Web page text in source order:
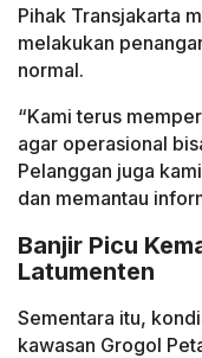
Pihak Transjakarta
melakukan
normal.
“Kami terus
agar operasional
Pelanggan juga
dan memantau
Banjir Picu
Latumenten
Sementara itu,
kawasan Grogol